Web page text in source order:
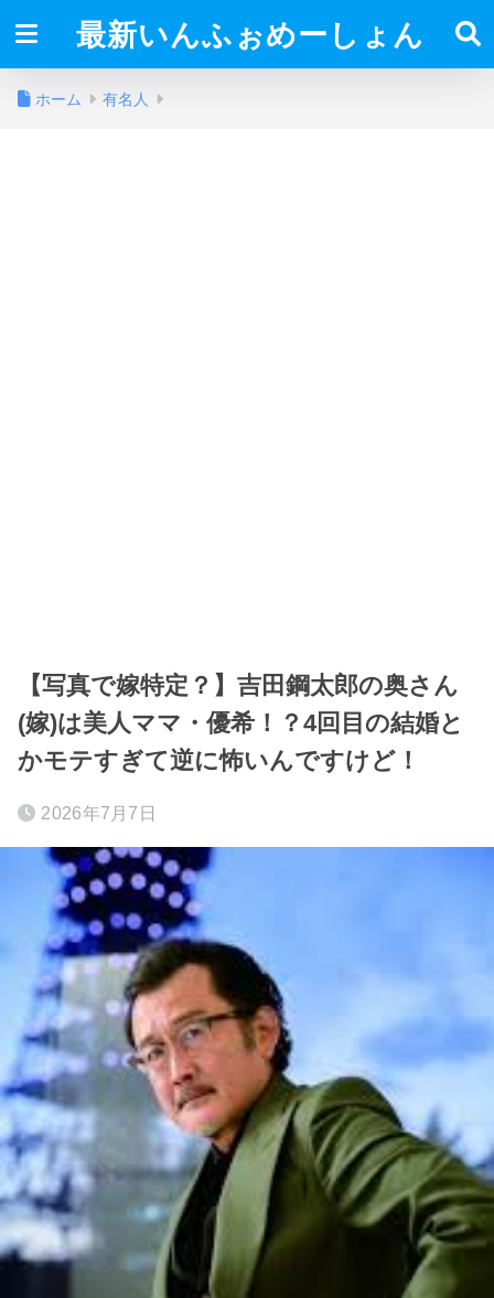
最新いんふぉめーしょん
ホーム 有名人
【写真で嫁特定？】吉田鋼太郎の奥さん
(嫁)は美人ママ・優希！？4回目の結婚と
かモテすぎて逆に怖いんですけど！
2026年7月7日